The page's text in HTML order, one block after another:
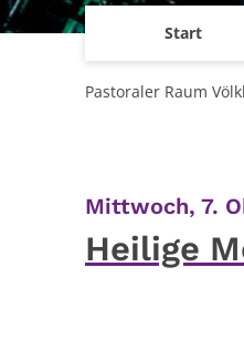
Start
Pastoraler Raum
Mittwoch, 7.
Heilige